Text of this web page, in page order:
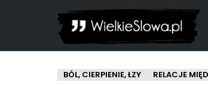
BÓL, CIERPIENIE, ŁZY RELACJE